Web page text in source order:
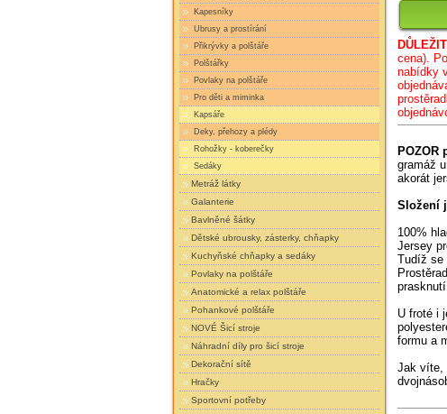
Kapesníky
Ubrusy a prostírání
Přikrývky a polštáře
Polštářky
Povlaky na polštáře
Pro děti a miminka
Kapsáře
Deky, přehozy a plédy
Rohožky - koberečky
Sedáky
Metráž látky
Galanterie
Bavlněné šátky
Dětské ubrousky, zásterky, chňapky
Kuchyňské chňapky a sedáky
Povlaky na polštáře
Anatomické a relax polštáře
Pohankové polštáře
NOVÉ Šicí stroje
Náhradní díly pro šicí stroje
Dekorační sítě
Hračky
Sportovní potřeby
cena).
nabídky
POZOR
gramáž
akorát
Složení
100%
Jersey
Tudíž se
prasknutí.
U froté i
formu a
Jak víte,